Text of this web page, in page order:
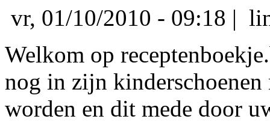
vr, 01/10/2010 - 09:18 |
Welkom op
nog in zijn
worden en dit mede door